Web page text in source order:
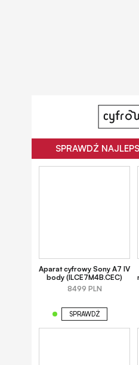
SPRAWDŹ
Aparat cyfrowy Sony A7 IV
body (ILCE7M4B.CEC)
8499 PLN
SPRAWDŹ